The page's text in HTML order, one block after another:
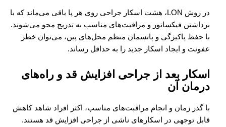
در روش LON، هشت اسکار جراحی روی هر پا باقی می‌ماند که با
برداشتن فیکساتور و مراقبت‌های مناسب به تدریج محو می‌شوند.
با حفظ پاکیزگی و پانسمان منظم محل‌های پین، می‌توان خطر
عفونت و ایجاد اسکار جدید را به حداقل رساند.
اسکار بعد از جراحی افزایش قد و راه‌های
درمان آن
با گذر زمان و انجام مراقبت‌های مناسب، اکثر افراد شاهد کاهش
قابل توجهی در اسکارهای ناشی از جراحی افزایش قد هستند.